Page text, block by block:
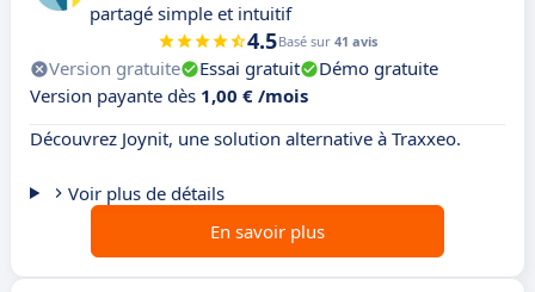
partagé simple et intuitif
4.5Basé sur 41 avis
Version gratuite Essai gratuit
Démo gratuite
Version payante dès 1,00 € /mois
Découvrez Joynit, une solution alternative à Traxxeo.
Voir plus de détails
En savoir plus